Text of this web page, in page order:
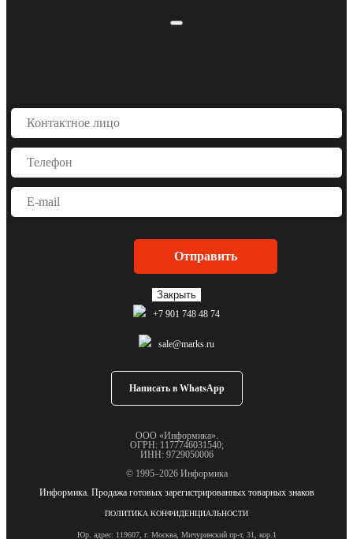
Закрыть
+7 901 748 48 74
sale@marks.ru
Написать в WhatsApp
ООО «Информика».
ОГРН: 1177746031540;
ИНН: 9729050006
© 1995–2026 Информика
Информика. Продажа готовых зарегистрированных товарных знаков
ПОЛИТИКА КОНФИДЕНЦИАЛЬНОСТИ
Юр. адрес: 119607, г. Москва, Мичуринский пр-т, 31, кор.1